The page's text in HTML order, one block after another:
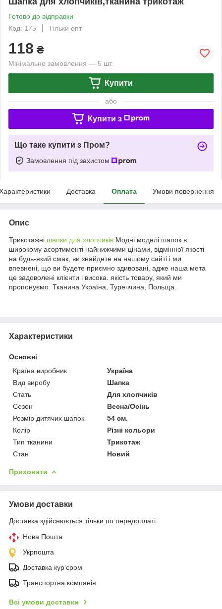
Готово до відправки
Код: 175
Тільки опт
118 ₴
Мінімальне замовлення — 5 шт.
Купити
або
Купити з
Що таке купити з Пром?
Замовлення під захистом
Доставка Оплата Умови повернення
Опис
Трикотажні шапки для хлопчиків Модні моделі шапок в
широкому асортименті найнижчими цінами, відмінної якості
на будь-який смак, ви знайдете на нашому сайті і ми
впевнені, що ви будете приємно здивовані, адже наша мета
це задоволені клієнти і висока. якість товару, який ми
пропонуємо. Тканина Україна, Туреччина, Польща.
Характеристики
Основні
Країна виробник
Україна
Вид виробу
Шапка
Стать
Для хлопчиків
Сезон
Весна/Осінь
Розмір дитячих шапок
54 см.
Колір
Різні кольори
Тип тканини
Трикотаж
Стан
Новий
Приховати
Умови доставки
Доставка здійснюється тільки по передоплаті.
Нова Пошта
Укрпошта
Доставка кур'єром
Транспортна компанія
Всі умови доставки